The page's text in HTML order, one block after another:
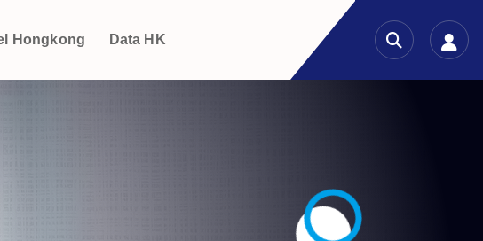
Hongkong Data HK